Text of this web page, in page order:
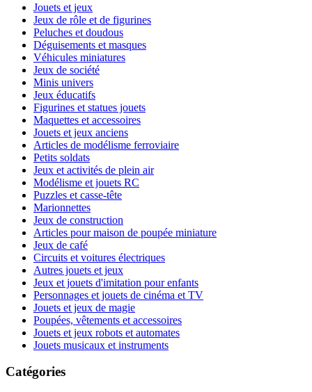
Jouets et jeux
Jeux de rôle et de figurines
Peluches et doudous
Déguisements et masques
Véhicules miniatures
Jeux de société
Minis univers
Jeux éducatifs
Figurines et statues jouets
Maquettes et accessoires
Jouets et jeux anciens
Articles de modélisme ferroviaire
Petits soldats
Jeux et activités de plein air
Modélisme et jouets RC
Puzzles et casse-tête
Marionnettes
Jeux de construction
Articles pour maison de poupée miniature
Jeux de café
Circuits et voitures électriques
Autres jouets et jeux
Jeux et jouets d'imitation pour enfants
Personnages et jouets de cinéma et TV
Jouets et jeux de magie
Poupées, vêtements et accessoires
Jouets et jeux robots et automates
Jouets musicaux et instruments
Catégories